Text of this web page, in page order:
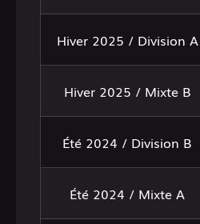
Hiver 2025 / Division A
Hiver 2025 / Mixte B
Été 2024 / Division B
Été 2024 / Mixte A